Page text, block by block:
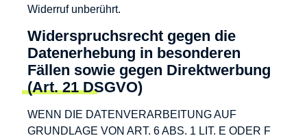
Widerruf unberührt.
Widerspruchsrecht gegen die
Datenerhebung in besonderen
Fällen sowie gegen Direktwerbung
(Art. 21 DSGVO)
WENN DIE DATENVERARBEITUNG AUF
GRUNDLAGE VON ART. 6 ABS. 1 LIT. E ODER F